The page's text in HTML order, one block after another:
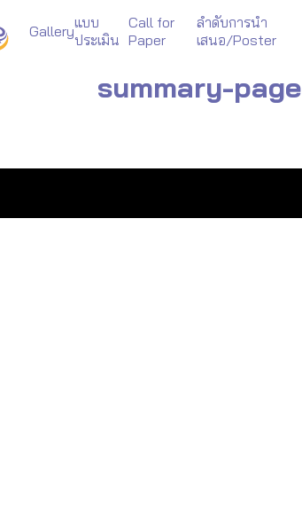
Galleryแบบ
ประเมิน
Call for
Paper
ลำดับการนำ
เสนอ/Poster
summary-page